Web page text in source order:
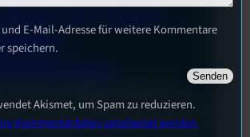
#9: Kpop –
Dahinter steckt harte Arbeit, Kultur und
und Engagement der Idole für ihre Fans.
E-Mail-Adresse für weitere Kommentare
speichern.
Akismet, um Spam zu reduzieren.
Kommentardaten verarbeitet werden.